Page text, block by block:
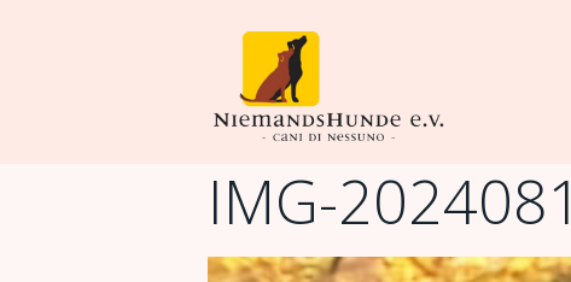
IMG-